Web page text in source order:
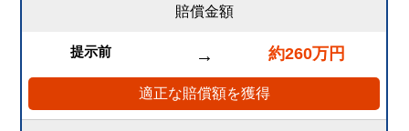
賠償金額
提示前 → 約260万円
適正な賠償額を獲得